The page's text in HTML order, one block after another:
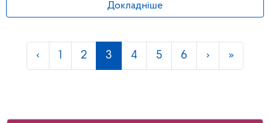
Докладніше
‹ 1 2 3 4 5 6 › »